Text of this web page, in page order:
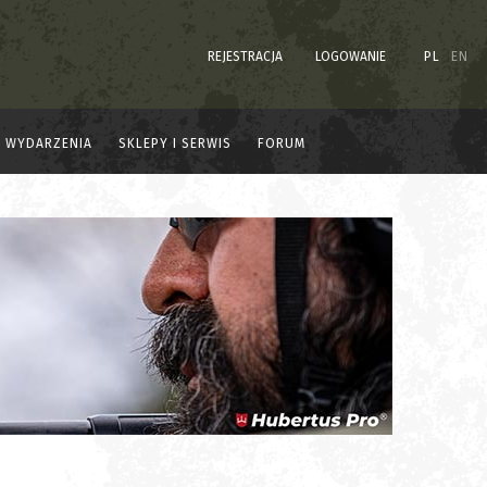
REJESTRACJA LOGOWANIE PL EN
WYDARZENIA SKLEPY I SERWIS FORUM